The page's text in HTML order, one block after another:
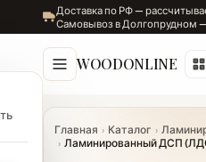
Доставка по РФ —
Самовывоз в Долгопрудном
WOODONLINE
Главная › Каталог ›
› Ламинированный ДСП